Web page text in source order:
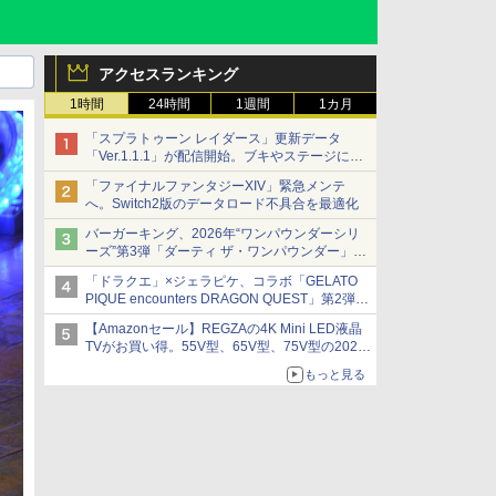
アクセスランキング
1時間 24時間 1週間 1カ月
「スプラトゥーン レイダース」更新データ
「Ver.1.1.1」が配信開始。ブキやステージに関
する不具合を修正
「ファイナルファンタジーXIV」緊急メンテ
へ。Switch2版のデータロード不具合を最適化
バーガーキング、2026年“ワンパウンダーシリ
ーズ”第3弾「ダーティ ザ・ワンパウンダー」を
8月7日発売
「特製ガーリックマヨソース」を使用した超大
型チーズバーガー
「ドラクエ」×ジェラピケ、コラボ「GELATO
PIQUE encounters DRAGON QUEST」第2弾が
本日発売
アイスカップに入ったスライムやわたぼう、ベ
ビーサタンなどがオリジナルアートで登場
【Amazonセール】REGZAの4K Mini LED液晶
TVがお買い得。55V型、65V型、75V型の2026
もっと見る